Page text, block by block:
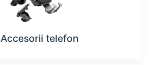
Accesorii telefon